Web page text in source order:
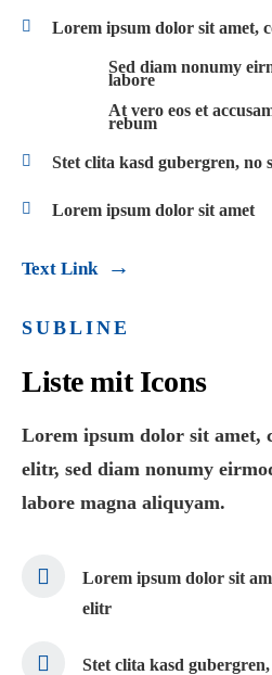
Lorem ipsum dolor sit amet,
Sed diam nonumy
labore
At vero eos et
rebum
Stet clita kasd gubergren, no
Lorem ipsum dolor sit amet
Text Link
SUBLINE
Liste mit Icons
Lorem ipsum dolor sit amet,
elitr, sed diam nonumy
labore magna aliquyam.
Lorem ipsum dolor sit
elitr
Stet clita kasd